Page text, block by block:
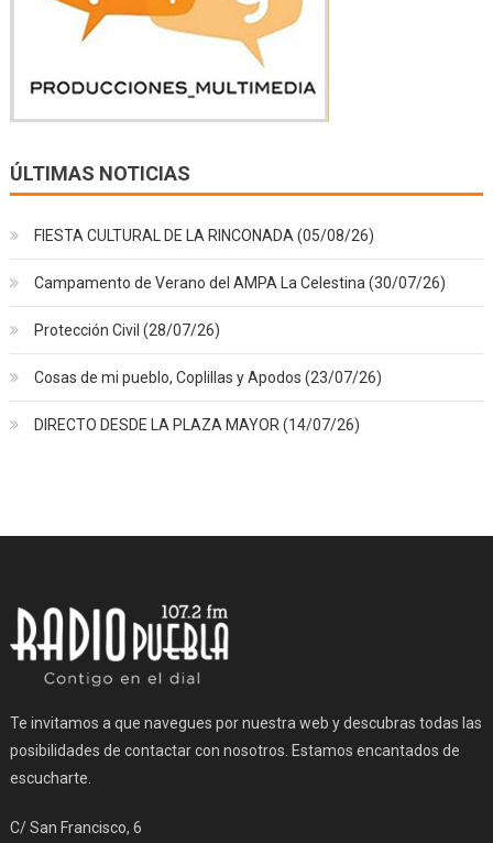
ÚLTIMAS NOTICIAS
FIESTA CULTURAL DE LA RINCONADA (05/08/26)
Campamento de Verano del AMPA La Celestina (30/07/26)
Protección Civil (28/07/26)
Cosas de mi pueblo, Coplillas y Apodos (23/07/26)
DIRECTO DESDE LA PLAZA MAYOR (14/07/26)
Te invitamos a que navegues por nuestra web y descubras todas las
posibilidades de contactar con nosotros. Estamos encantados de
escucharte.
C/ San Francisco, 6